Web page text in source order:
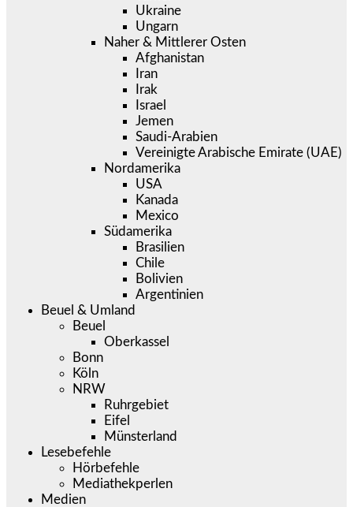
Ukraine
Ungarn
Naher & Mittlerer Osten
Afghanistan
Iran
Irak
Israel
Jemen
Saudi-Arabien
Vereinigte Arabische Emirate (UAE)
Nordamerika
USA
Kanada
Mexico
Südamerika
Brasilien
Chile
Bolivien
Argentinien
Beuel & Umland
Beuel
Oberkassel
Bonn
Köln
NRW
Ruhrgebiet
Eifel
Münsterland
Lesebefehle
Hörbefehle
Mediathekperlen
Medien